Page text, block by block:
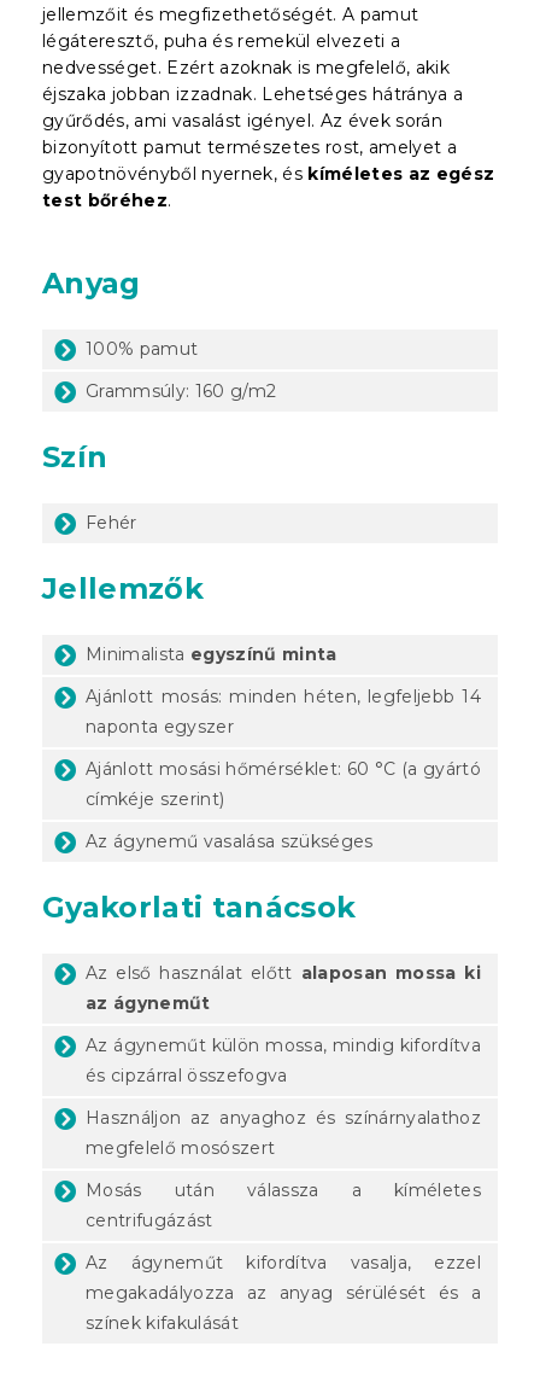
jellemzőit és megfizethetőségét. A pamut
légáteresztő, puha és remekül elvezeti a
nedvességet. Ezért azoknak is megfelelő, akik
éjszaka jobban izzadnak. Lehetséges hátránya a
gyűrődés, ami vasalást igényel. Az évek során
bizonyított pamut természetes rost, amelyet a
gyapotnövényből nyernek, és kíméletes az egész
test bőréhez.
Anyag
100% pamut
Grammsúly: 160 g/m2
Szín
Fehér
Jellemzők
Minimalista egyszínű minta
Ajánlott mosás: minden héten, legfeljebb 14
naponta egyszer
Ajánlott mosási hőmérséklet: 60 °C (a gyártó
címkéje szerint)
Az ágynemű vasalása szükséges
Gyakorlati tanácsok
Az első használat előtt alaposan mossa ki
az ágyneműt
Az ágyneműt külön mossa, mindig kifordítva
és cipzárral összefogva
Használjon az anyaghoz és színárnyalathoz
megfelelő mosószert
Mosás után válassza a kíméletes
centrifugázást
Az ágyneműt kifordítva vasalja, ezzel
megakadályozza az anyag sérülését és a
színek kifakulását